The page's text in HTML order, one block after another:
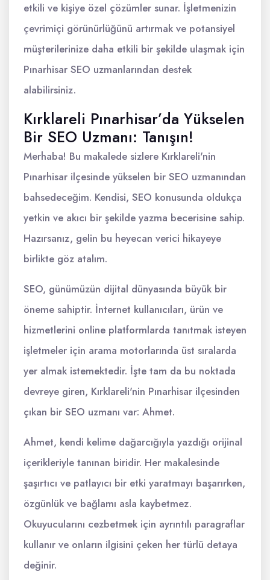
etkili ve kişiye özel çözümler sunar. İşletmenizin
çevrimiçi görünürlüğünü artırmak ve potansiyel
müşterilerinize daha etkili bir şekilde ulaşmak için
Pınarhisar SEO uzmanlarından destek
alabilirsiniz.
Kırklareli Pınarhisar’da Yükselen
Bir SEO Uzmanı: Tanışın!
Merhaba! Bu makalede sizlere Kırklareli'nin
Pınarhisar ilçesinde yükselen bir SEO uzmanından
bahsedeceğim. Kendisi, SEO konusunda oldukça
yetkin ve akıcı bir şekilde yazma becerisine sahip.
Hazırsanız, gelin bu heyecan verici hikayeye
birlikte göz atalım.
SEO, günümüzün dijital dünyasında büyük bir
öneme sahiptir. İnternet kullanıcıları, ürün ve
hizmetlerini online platformlarda tanıtmak isteyen
işletmeler için arama motorlarında üst sıralarda
yer almak istemektedir. İşte tam da bu noktada
devreye giren, Kırklareli'nin Pınarhisar ilçesinden
çıkan bir SEO uzmanı var: Ahmet.
Ahmet, kendi kelime dağarcığıyla yazdığı orijinal
içerikleriyle tanınan biridir. Her makalesinde
şaşırtıcı ve patlayıcı bir etki yaratmayı başarırken,
özgünlük ve bağlamı asla kaybetmez.
Okuyucularını cezbetmek için ayrıntılı paragraflar
kullanır ve onların ilgisini çeken her türlü detaya
değinir.